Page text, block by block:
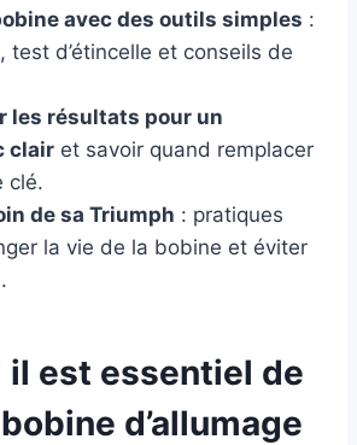
avec des outils simples :
test d’étincelle et conseils de
les résultats pour un
clair et savoir quand remplacer
clé.
de sa Triumph : pratiques
la vie de la bobine et éviter
il est essentiel de
d’allumage